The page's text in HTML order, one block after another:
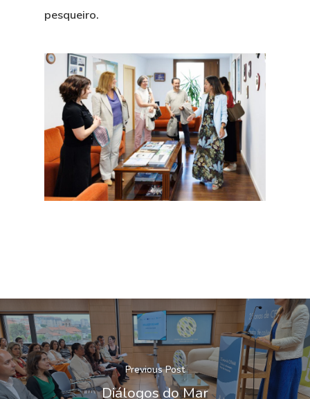
pesqueiro.
Previous Post
Diálogos do Mar